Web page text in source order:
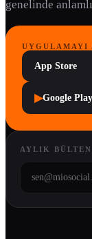
genelinde
UYGULAMAYI
App Store
▶Google Play
AYLIK BÜLTEN